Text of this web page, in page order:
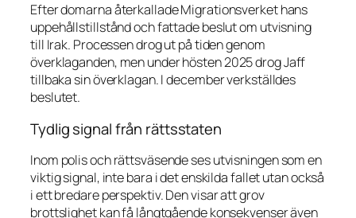
Efter domarna återkallade Migrationsverket hans
uppehållstillstånd och fattade beslut om utvisning
till Irak. Processen drog ut på tiden genom
överklaganden, men under hösten 2025 drog Jaff
tillbaka sin överklagan. I december verkställdes
beslutet.
Tydlig signal från rättsstaten
Inom polis och rättsväsende ses utvisningen som en
viktig signal, inte bara i det enskilda fallet utan också
i ett bredare perspektiv. Den visar att grov
brottslighet kan få långtgående konsekvenser även